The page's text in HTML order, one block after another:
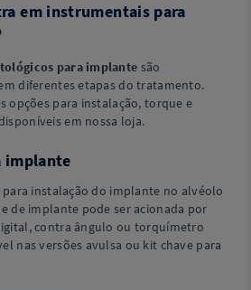
em instrumentais para
para implante são
diferentes etapas do tratamento.
opções para instalação, torque e
em nossa loja.
implante
instalação do implante no alvéolo
de implante pode ser acionada por
contra ângulo ou torquímetro
nas versões avulsa ou kit chave para